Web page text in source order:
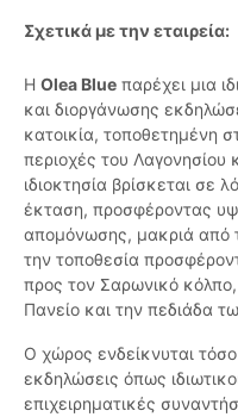
Σχετικά με την εταιρεία:
Η Olea Blue παρέχει μια
και διοργάνωσης
κατοικία, τοποθετημένη
περιοχές του
ιδιοκτησία βρίσκεται σε
έκταση, προσφέροντας
απομόνωσης, μακριά από
την τοποθεσία
προς τον Σαρωνικό κόλπο,
Πανείο και την πεδιάδα
Ο χώρος ενδείκνυται
εκδηλώσεις όπως
επιχειρηματικές